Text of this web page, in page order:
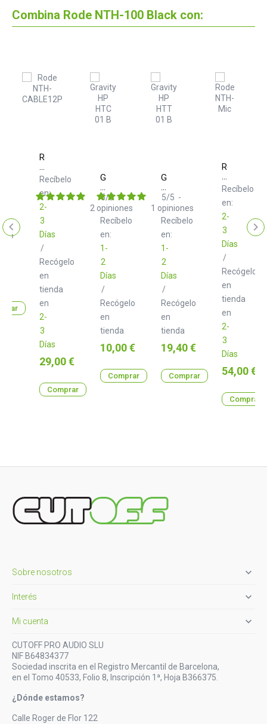
Combina Rode NTH-100 Black con:
Rode
NTH-
CABLE12P
Recíbelo
en:
2-
3
Días
/
Recógelo
en
tienda
en
2-
3
Días
Precio
29,00 €
Comprar
Gravity
HP
HTC
01
B
Soporte
auriculares
para
montaje
en
mesa
Recíbelo
en:
1-
2
Días
/
Recógelo
en
tienda
5/5-
2 opiniones
Precio
10,00 €
Comprar
Gravity
HP
HTT
01
B
Soporte
para
auriculares
Recíbelo
en:
1-
2
Días
/
Recógelo
en
tienda
5/5 -
1 opiniones
Precio
19,40 €
Comprar
Rode
NTH-
Mic
Recíbelo
en:
2-
3
Días
/
Recógelo
en
tienda
en
2-
3
Días
Precio
54,00 €
Comprar
Sobre nosotros 
Interés 
Mi cuenta 
CUTOFF PRO AUDIO SLU
NIF B64834377
Sociedad inscrita en el Registro Mercantil de Barcelona,
en el Tomo 40533, Folio 8, Inscripción 1ª, Hoja B366375.
¿Dónde estamos?
Calle Roger de Flor 122